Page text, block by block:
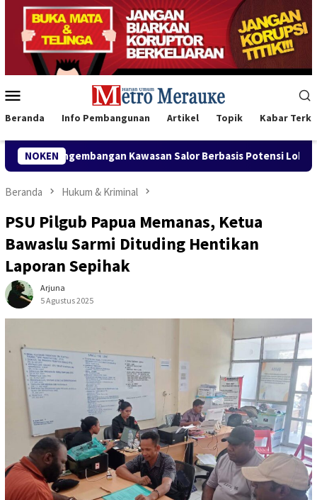
Loncat
konten
Mobile
Beranda Info Pembangunan Artikel Topik Kabar
NOKENKawasan Salor Berbasis Potensi Lokal Bank
Beranda Hukum & Kriminal
PSU Pilgub Papua Memanas, Ketua
Bawaslu Sarmi Dituding Hentikan
Laporan Sepihak
Arjuna
5 Agustus 2025